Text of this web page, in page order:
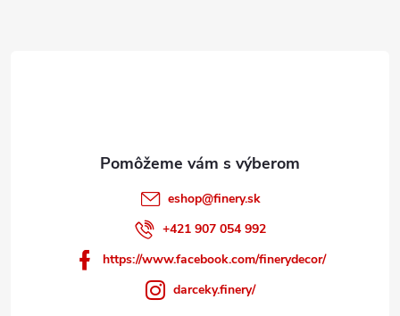
eshop@finery.sk
+421 907 054 992
https://www.facebook.com/finerydecor/
darceky.finery/